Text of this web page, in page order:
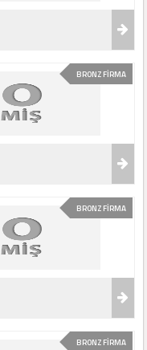
BRONZ FİRMA
BRONZ FİRMA
BRONZ FİRMA